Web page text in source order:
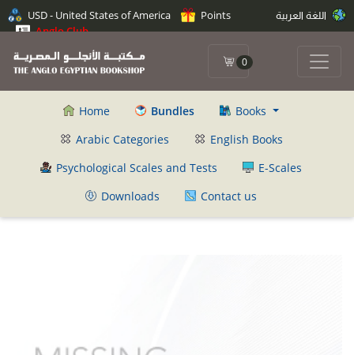
USD - United States of America
Points
Anglo Club
0
Home Bundles
Books
Arabic Categories
English Books
Psychological Scales and Tests
E-Scales
Downloads
Contact us